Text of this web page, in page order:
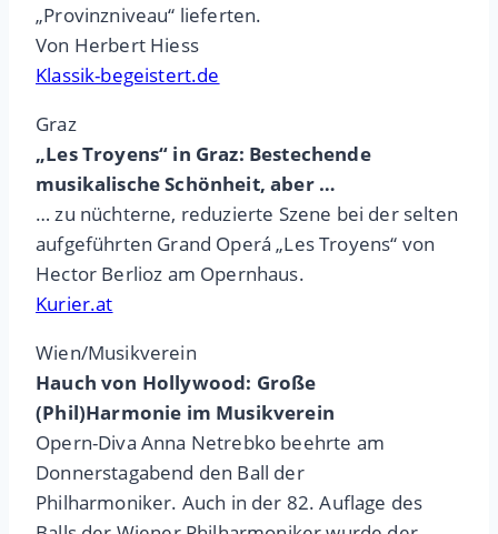
„Provinzniveau“ lieferten.
Von Herbert Hiess
Klassik-begeistert.de
Graz
„Les Troyens“ in Graz: Bestechende
musikalische Schönheit, aber …
… zu nüchterne, reduzierte Szene bei der selten
aufgeführten Grand Operá „Les Troyens“ von
Hector Berlioz am Opernhaus.
Kurier.at
Wien/Musikverein
Hauch von Hollywood: Große
(Phil)Harmonie im Musikverein
Opern-Diva Anna Netrebko beehrte am
Donnerstagabend den Ball der
Philharmoniker. Auch in der 82. Auflage des